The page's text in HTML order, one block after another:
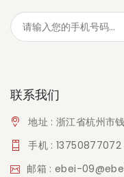
联系我们
地址 : 浙江省杭州市
手机 : 13750877072
邮箱 : ebei-